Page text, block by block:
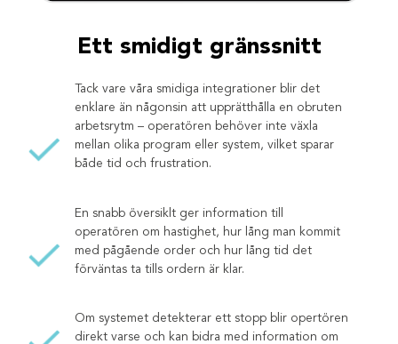
Ett smidigt gränssnitt
Tack vare våra smidiga integrationer blir det
enklare än någonsin att upprätthålla en obruten
arbetsrytm – operatören behöver inte växla
mellan olika program eller system, vilket sparar
både tid och frustration.
En snabb översiklt ger information till
operatören om hastighet, hur lång man kommit
med pågående order och hur lång tid det
förväntas ta tills ordern är klar.
Om systemet detekterar ett stopp blir opertören
direkt varse och kan bidra med information om